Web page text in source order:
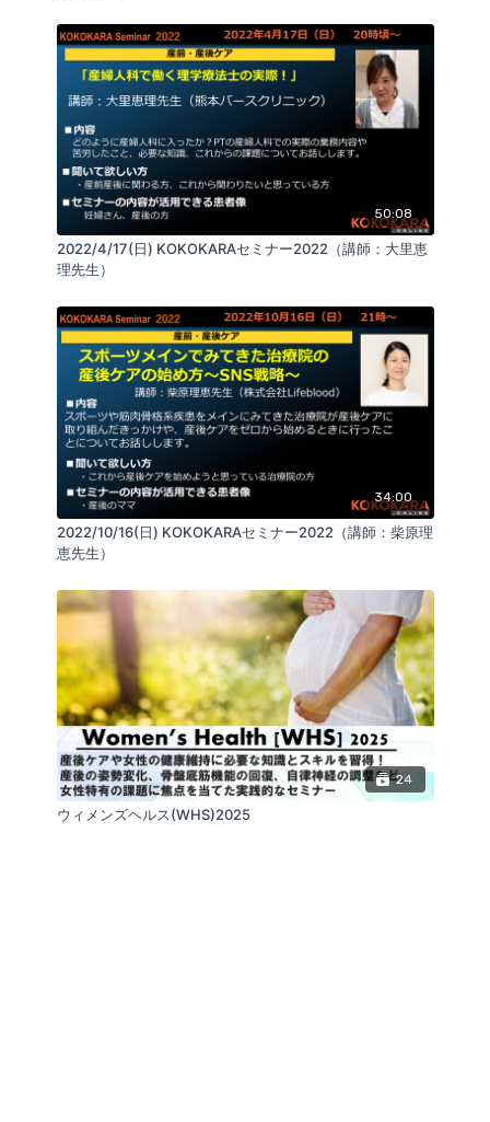
50:08
2022/4/17(日) KOKOKARAセミナー2022（講師：大里恵
理先生）
34:00
2022/10/16(日) KOKOKARAセミナー2022（講師：柴原理
恵先生）
24
ウィメンズヘルス(WHS)2025